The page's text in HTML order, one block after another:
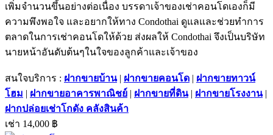
เพิ่มจำนวนขึ้นอย่างต่อเนื่อง บรรดาเจ้าของเช่าคอนโดเองก็มี
ความพึงพอใจ และอยากให้ทาง Condothai ดูแลและช่วยทำการ
ตลาดในการเช่าคอนโดให้ด้วย ส่งผลให้ Condothai จึงเป็นบริษัท
นายหน้าอันดับต้นๆในใจของลูกค้าและเจ้าของ
สนใจบริการ : ฝากขายบ้าน| ฝากขายคอนโด | ฝากขายทาวน์
โฮม | ฝากขายอาคารพาณิชย์ | ฝากขายที่ดิน| ฝากขายโรงงาน|
ฝากปล่อยเช่าโกดัง คลังสินค้า
เช่า 14,000 ฿